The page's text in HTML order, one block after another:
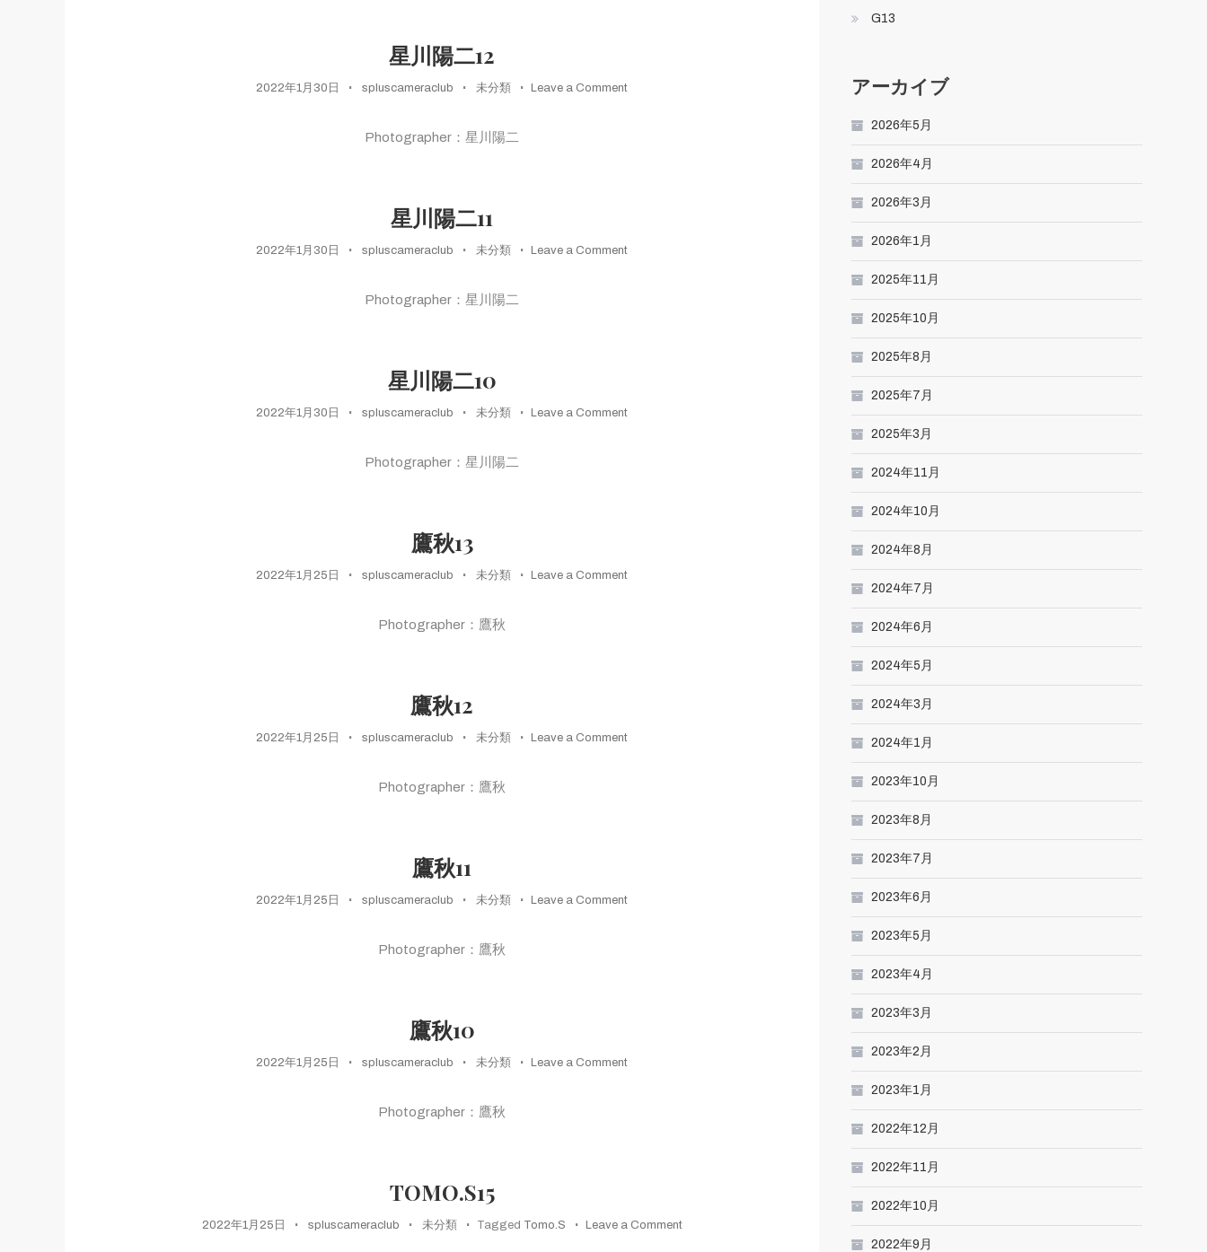
星川陽二12
2022年1月30日 spluscameraclub 未分類 Leave a Comment
Photographer：星川陽二
星川陽二11
2022年1月30日 spluscameraclub 未分類 Leave a Comment
Photographer：星川陽二
星川陽二10
2022年1月30日 spluscameraclub 未分類 Leave a Comment
Photographer：星川陽二
鷹秋13
2022年1月25日 spluscameraclub 未分類 Leave a Comment
Photographer：鷹秋
鷹秋12
2022年1月25日 spluscameraclub 未分類 Leave a Comment
Photographer：鷹秋
鷹秋11
2022年1月25日 spluscameraclub 未分類 Leave a Comment
Photographer：鷹秋
鷹秋10
2022年1月25日 spluscameraclub 未分類 Leave a Comment
Photographer：鷹秋
TOMO.S15
2022年1月25日 spluscameraclub 未分類 Tagged Tomo.S Leave a Comment
G13
アーカイブ
2026年5月
2026年4月
2026年3月
2026年1月
2025年11月
2025年10月
2025年8月
2025年7月
2025年3月
2024年11月
2024年10月
2024年8月
2024年7月
2024年6月
2024年5月
2024年3月
2024年1月
2023年10月
2023年8月
2023年7月
2023年6月
2023年5月
2023年4月
2023年3月
2023年2月
2023年1月
2022年12月
2022年11月
2022年10月
2022年9月